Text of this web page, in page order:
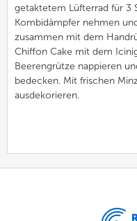
getaktetem Lüfterrad für 3
Kombidämpfer nehmen
zusammen mit dem
Chiffon Cake mit dem
Beerengrütze nappieren
bedecken. Mit frischen
ausdekorieren.